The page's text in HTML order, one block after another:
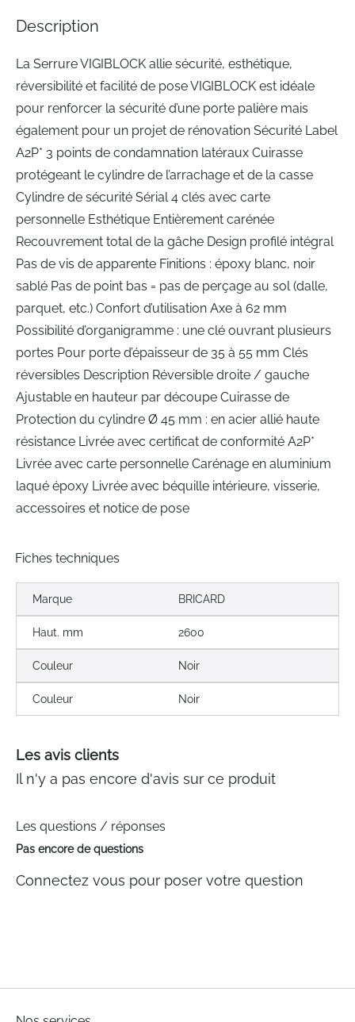
gallery
Description
La Serrure VIGIBLOCK allie sécurité, esthétique,
réversibilité et facilité de pose VIGIBLOCK est idéale
pour renforcer la sécurité d’une porte palière mais
également pour un projet de rénovation Sécurité Label
A2P* 3 points de condamnation latéraux Cuirasse
protégeant le cylindre de l’arrachage et de la casse
Cylindre de sécurité Sérial 4 clés avec carte
personnelle Esthétique Entièrement carénée
Recouvrement total de la gâche Design profilé intégral
Pas de vis de apparente Finitions : époxy blanc, noir
sablé Pas de point bas = pas de perçage au sol (dalle,
parquet, etc.) Confort d’utilisation Axe à 62 mm
Possibilité d’organigramme : une clé ouvrant plusieurs
portes Pour porte d’épaisseur de 35 à 55 mm Clés
réversibles Description Réversible droite / gauche
Ajustable en hauteur par découpe Cuirasse de
Protection du cylindre Ø 45 mm : en acier allié haute
résistance Livrée avec certificat de conformité A2P*
Livrée avec carte personnelle Carénage en aluminium
laqué époxy Livrée avec béquille intérieure, visserie,
accessoires et notice de pose
Fiches techniques
Marque BRICARD
Haut. mm 2600
Couleur Noir
Couleur Noir
Les avis clients
Il n'y a pas encore d'avis sur ce produit
Les questions / réponses
Pas encore de questions
Connectez vous pour poser votre question